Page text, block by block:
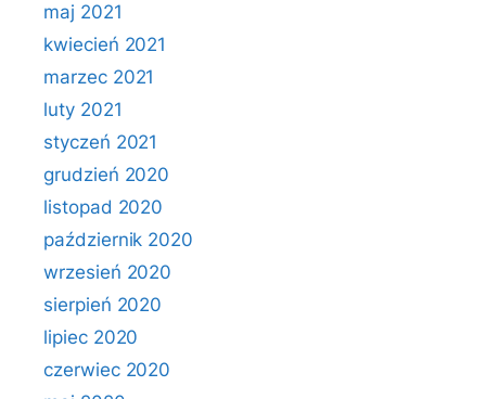
maj 2021
kwiecień 2021
marzec 2021
luty 2021
styczeń 2021
grudzień 2020
listopad 2020
październik 2020
wrzesień 2020
sierpień 2020
lipiec 2020
czerwiec 2020